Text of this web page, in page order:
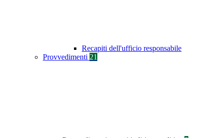
Recapiti dell'ufficio responsabile
Provvedimenti 21